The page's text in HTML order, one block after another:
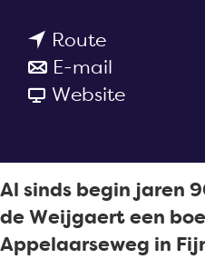
d
e
r
Routen
a
a
e
r
d
E-mail
a
o
e
r
Websitev
o
e
r
Al sinds begin jaren
de Weijgaert een
Appelaarseweg in